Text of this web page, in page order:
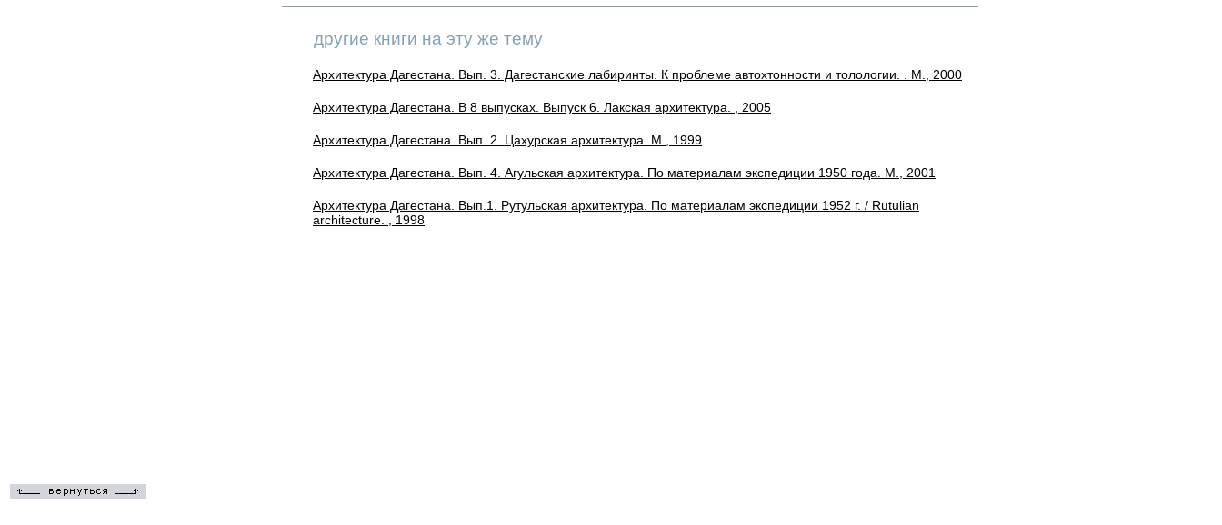
другие книги на эту же тему
Архитектура Дагестана. Вып. 3. Дагестанские лабиринты. К проблеме автохтонности и толологии. . М., 2000
Архитектура Дагестана. В 8 выпусках. Выпуск 6. Лакская архитектура. , 2005
Архитектура Дагестана. Вып. 2. Цахурская архитектура. М., 1999
Архитектура Дагестана. Вып. 4. Агульская архитектура. По материалам экспедиции 1950 года. М., 2001
Архитектура Дагестана. Вып.1. Рутульская архитектура. По материалам экспедиции 1952 г. / Rutulian
architecture. , 1998